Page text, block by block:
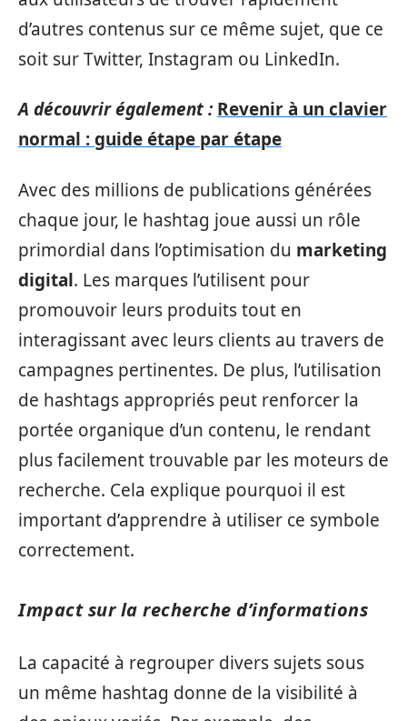
d’autres contenus sur ce même sujet, que ce
soit sur Twitter, Instagram ou LinkedIn.
A découvrir également : Revenir à un clavier
normal : guide étape par étape
Avec des millions de publications générées
chaque jour, le hashtag joue aussi un rôle
primordial dans l’optimisation du marketing
digital. Les marques l’utilisent pour
promouvoir leurs produits tout en
interagissant avec leurs clients au travers de
campagnes pertinentes. De plus, l’utilisation
de hashtags appropriés peut renforcer la
portée organique d’un contenu, le rendant
plus facilement trouvable par les moteurs de
recherche. Cela explique pourquoi il est
important d’apprendre à utiliser ce symbole
correctement.
Impact sur la recherche d’informations
La capacité à regrouper divers sujets sous
un même hashtag donne de la visibilité à